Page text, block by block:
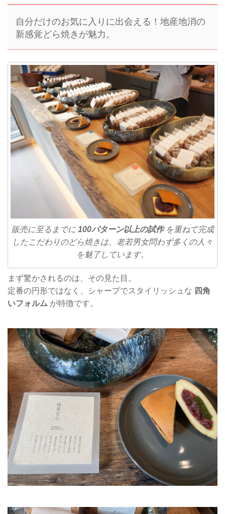
自分だけのお気に入りに出会える！地産地消の
新感覚どら焼きが魅力。
販売に至るまでに 100パターン以上の試作を重ねて完成
したこだわりのどら焼きは、老若男女問わず多くの人々
を魅了しています。
まず驚かされるのは、その見た目。
定番の円形ではなく、シャープでスタイリッシュな 四角
いフォルム が特徴です。